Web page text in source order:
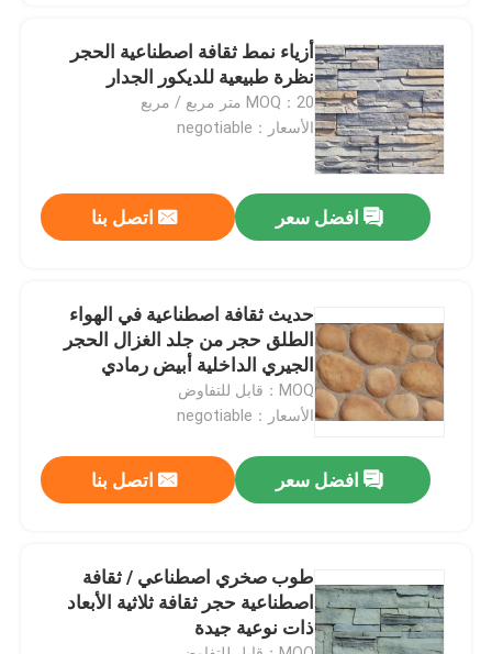
المنتجات
حولنا
جولة في المصنع
اتصل بنا
القضايا
ألواح الجرانيت الحجر
أزياء نمط ثقافة اصطناعية الحجر
نظرة طبيعية للديكور الجدار
MOQ：20 متر مربع / مربع
الأسعار：negotiable
افضل سعر اتصل بنا
حديث ثقافة اصطناعية في الهواء
الطلق حجر من جلد الغزال الحجر
الجيري الداخلية أبيض رمادي
Cobblefield رمادي مكدس جاف
MOQ：قابل للتفاوض
الأسعار：negotiable
افضل سعر اتصل بنا
طوب صخري اصطناعي / ثقافة
اصطناعية حجر ثقافة ثلاثية الأبعاد
ذات نوعية جيدة